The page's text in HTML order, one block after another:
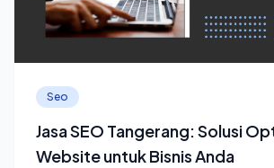
Seo
Jasa SEO Tangerang: Solusi
Website untuk Bisnis Anda